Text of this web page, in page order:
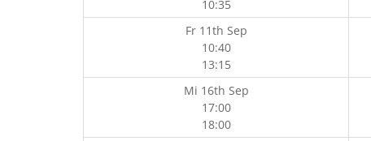
10:35
Fr 11th Sep
10:40
13:15
Mi 16th Sep
17:00
18:00